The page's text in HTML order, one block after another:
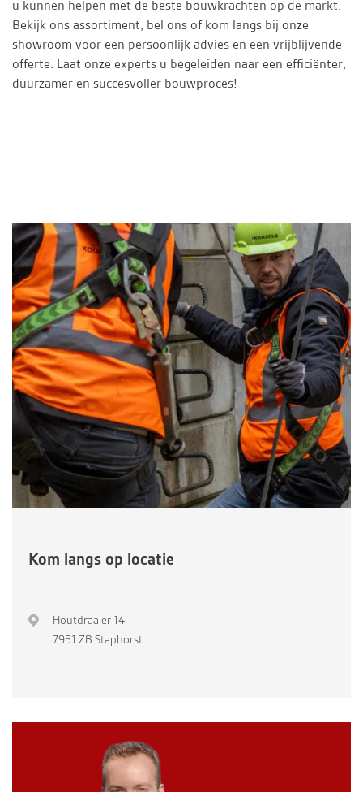
u kunnen helpen met de beste bouwkrachten op de markt.
Bekijk ons assortiment, bel ons of kom langs bij onze
showroom voor een persoonlijk advies en een vrijblijvende
offerte. Laat onze experts u begeleiden naar een efficiënter,
duurzamer en succesvoller bouwproces!
Kom langs op locatie
Houtdraaier 14
7951 ZB Staphorst